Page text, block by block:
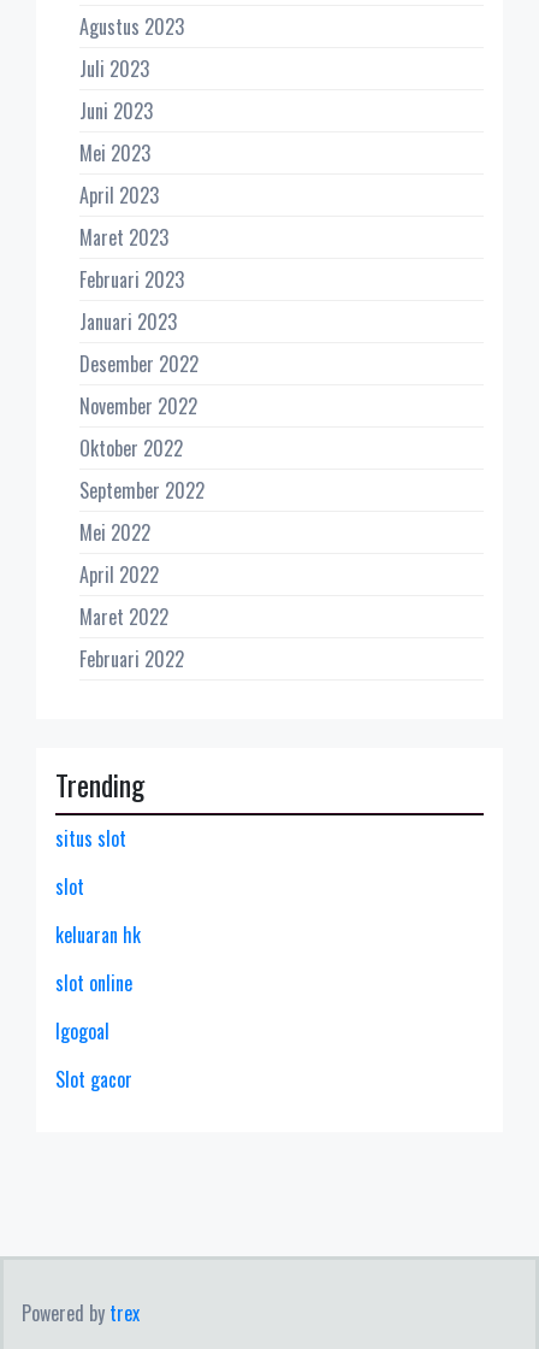
Agustus 2023
Juli 2023
Juni 2023
Mei 2023
April 2023
Maret 2023
Februari 2023
Januari 2023
Desember 2022
November 2022
Oktober 2022
September 2022
Mei 2022
April 2022
Maret 2022
Februari 2022
Trending
situs slot
slot
keluaran hk
slot online
lgogoal
Slot gacor
Powered by trex